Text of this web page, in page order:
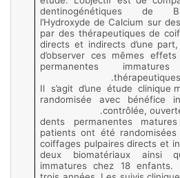
dentinogénétiques de
l’Hydroxyde de Calcium sur
par des thérapeutiques de
directs et indirects d’une
d’observer ces mêmes
permanentes
thérapeutiques
Il s’agit d’une étude clinique
randomisée avec bénéfice
contrôlée,
121 dents permanentes
patients ont été
coiffages pulpaires directs et
deux biomatériaux ainsi
immatures chez 18 enfants.